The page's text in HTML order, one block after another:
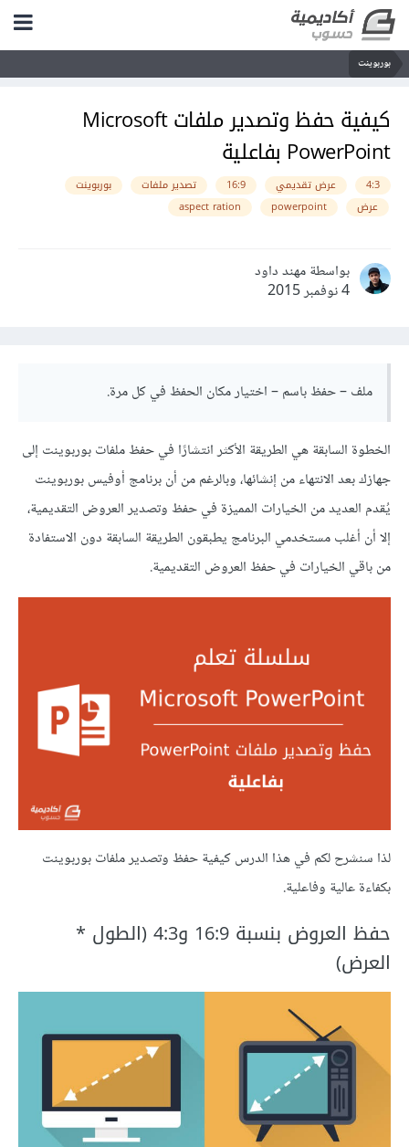
بوربوينت
كيفية حفظ وتصدير ملفات Microsoft
PowerPoint بفاعلية
4:3 عرض تقديمي 16:9 تصدير ملفات
بوربوينت
عرض
powerpoint
aspect ration
بواسطة مهند داود
4 نوفمبر 2015
ملف – حفظ باسم – اختيار مكان الحفظ في كل مرة.
الخطوة السابقة هي الطريقة الأكثر انتشارًا في حفظ ملفات بوربوينت إلى
جهازك بعد الانتهاء من إنشائها، وبالرغم من أن برنامج أوفيس بوربوينت
يُقدم العديد من الخيارات المميزة في حفظ وتصدير العروض التقديمية،
إلا أن أغلب مستخدمي البرنامج يطبقون الطريقة السابقة دون الاستفادة
من باقي الخيارات في حفظ العروض التقديمية.
لذا سنشرح لكم في هذا الدرس كيفية حفظ وتصدير ملفات بوربوينت
بكفاءة عالية وفاعلية.
حفظ العروض بنسبة 16:9 و4:3 (الطول *
العرض)